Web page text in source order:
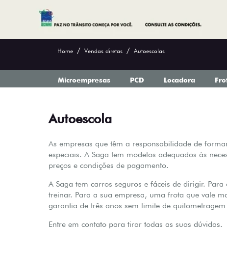
Home Vendas diretas Autoescolas
Microempresas PCD Locadora
Autoescola
As empresas que têm a responsabilidade de
especiais. A Saga tem modelos adequados às
preços e condições de pagamento.
A Saga tem carros seguros e fáceis de dirigir.
treinar. Para a sua empresa, uma frota que vale
garantia de três anos sem limite de
Entre em contato para tirar todas as suas dúvidas.